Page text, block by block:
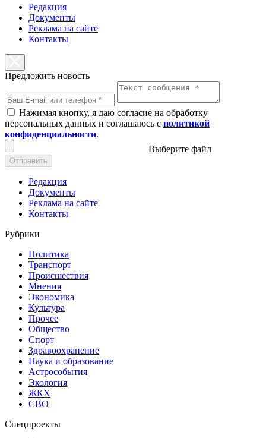
Редакция
Документы
Реклама на сайте
Контакты
Предложить новость
Нажимая кнопку, я даю согласие на обработку
персональных данных и соглашаюсь с политикой
конфиденциальности.
Выберите файл
Отправить
Редакция
Документы
Реклама на сайте
Контакты
Рубрики
Политика
Транспорт
Происшествия
Мнения
Экономика
Культура
Прочее
Общество
Спорт
Здравоохранение
Наука и образование
Астрособытия
Экология
ЖКХ
СВО
Спецпроекты